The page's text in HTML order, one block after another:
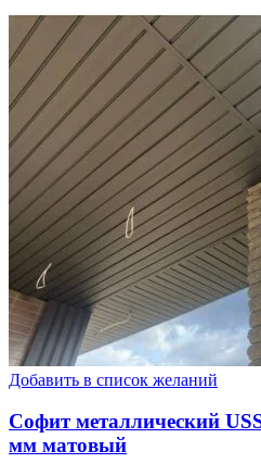
Добавить в список желаний
Софит металлический
мм матовый